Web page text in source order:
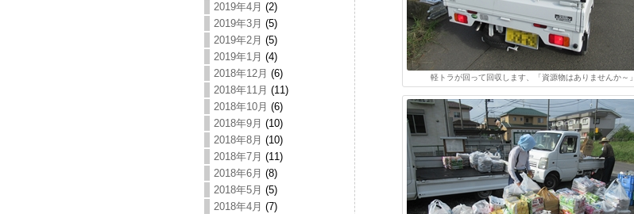
2019年4月 (2)
2019年3月 (5)
2019年2月 (5)
2019年1月 (4)
2018年12月 (6)
2018年11月 (11)
2018年10月 (6)
2018年9月 (10)
2018年8月 (10)
2018年7月 (11)
2018年6月 (8)
2018年5月 (5)
2018年4月 (7)
軽トラが回って回収します、「資源物はありませんか～」